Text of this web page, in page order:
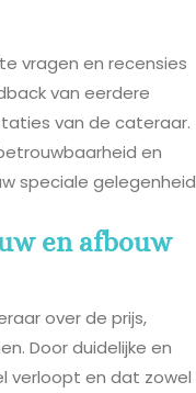
vragen en recensies
van eerdere
van de cateraar.
en
speciale gelegenheid
en afbouw
over de prijs,
Door duidelijke en
verloopt en dat zowel